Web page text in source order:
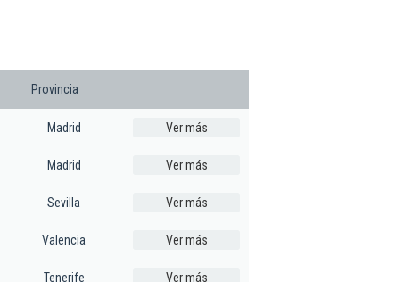
Provincia
Madrid Ver más
Madrid Ver más
Sevilla Ver más
Valencia Ver más
Tenerife Ver más